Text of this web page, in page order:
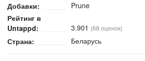
Добавки:
Prune
Рейтинг в
Untappd:
3.901 (68 оценок)
Страна: Беларусь